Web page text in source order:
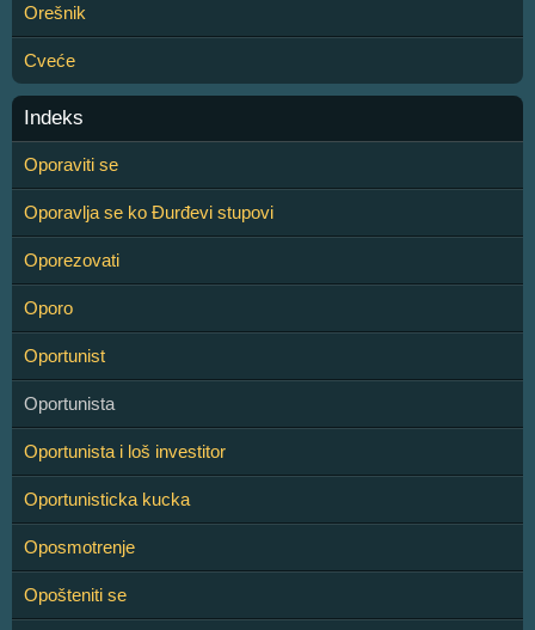
Orešnik
Cveće
Indeks
Oporaviti se
Oporavlja se ko Đurđevi stupovi
Oporezovati
Oporo
Oportunist
Oportunista
Oportunista i loš investitor
Oportunisticka kucka
Oposmotrenje
Opošteniti se